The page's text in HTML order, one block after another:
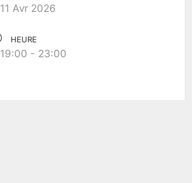
11 Avr 2026
HEURE
19:00 - 23:00